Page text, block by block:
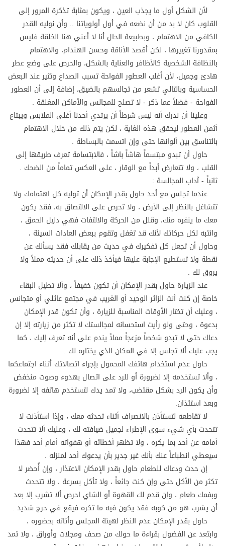
لأن الشكل أول ما يجذب العين ، ويكون بمثابة تذكرة المرور إلى
القلوب كان لا بد من أن نضعه في أول أولوياتنا .. وأن نوليه القدر
الكافي من الاهتمام ، وبطبيعة الحال أنا لا أعني هنا الخلقة فليس
بمقدورنا تغييرها ، لكن أقصد الأناقة وحسن الهندام، والاهتمام
بالنظافة الشخصية كالأظافر والعناية بالشكل، والحرص على وضع عطر
هادئ وجميل، لأن أغلب العطور الفواحة تسبب الصداع وتثير عند البعض
الحساسية وبالتالي تشعر من تجالسهم بالضيق، إضافة إلى أن العطور
الفواحة - فضلاً عما ذكر - لا تصلح للمجالس والأماكن المغلقة .
وعلينا أن ندرك أنه ليس شرطاً أن يرتدي أحدنا أغلى الملابس ويبتاع
أثمن العطور ليحقق هذه الغاية ، لكن يتم ذلك من خلال الاهتمام
بالتناسق بين ألوانها حتى وإن اتسمت بالبساطة .
حاول أن تبدو مبتسماً هاشاً باشاً ، فالابتسامة تعرف طريقها إلى
القلب ، ولا تتعارض أبداً مع الوقار ، على العكس تماماً من الضحك .
ثانياً - آداب المجالسة :
عندما تجلس مع أحد حاول بقدر الإمكان أن توليه كل اهتمامك ولا
تتشاغل بالنظر إلى الأرض ، ولا تحرص على الالتصاق به، فقد يكون
معك ما ينفره منك، وقلل من الحركة والالتفات فهي دليل الحمق ،
وانتبه لكل حركاتك لأنك قد تغفل وتقوم ببعض العادات السيئة ،
وحاول أن تجعل كل تفكيرك في حديث من يقابلك فقد يسألك عن
نقطة ولا تستطيع الإجابة عليها فيأخذ ذلك على أن حديثه مملاً ولا
يروق لك .
عند الزيارة حاول بقدر الإمكان أن تكون خفيفاً ، وألا تطيل البقاء
خاصة إن كنت أنت الزائر الوحيد أو الغريب في مجتمع عائلي أو متجانس
، وعليك أن تختار الأوقات المناسبة للزيارة ، وأن تكون قدر الإمكان
بدعوة ، وحتى ولو رأيت استحسانه لمجالستك لا تكثر من زيارته إلا إن
دعاك حتى لا تبدو شخصاً مزعجاً مملاً يندم على أنه تعرف إليك ، كما
يجب عليك ألا تجلس إلا في المكان الذي يختاره لك .
حاول عدم استخدام هاتفك المحمول بإجراء اتصالاتك أثناء اجتماعكما
، وألا تستخدمه إلا لضرورة أو للرد على اتصال بهدوء وصوت منخفض
وأن يكون الرد بشكل مقتضب، ولا تمد يدك لتستخدم هاتفه إلا لضرورة
وبعد استئذان.
لا تقاطعه لتستأذن بالانصراف أثناء تحدثه معك ، وإذا استأذنت لا
تتحدث بأي شيء سوى الإطراء لجميل ضيافته لك ، وعليك ألا تتحدث
أمامه عن أحد بما يكره ، ولا تظهر أخطائه أو هفواته أمام أحد فهذا
سيعطي انطباعاً عنك بأنك غير جدير بأن يدعوك أحد لمنزله .
إن حدث ودعاك للطعام حاول بقدر الإمكان الاعتذار ، وإن أُحضر لا
تكثر من الأكل حتى وإن كنت جائعاً ، ولا تأكل بسرعة ، ولا تتحدث
وبفمك طعام ، وإن قدم لك القهوة أو الشاي احرص ألا تشرب إلا بعد
أن يشرب هو من كوبه فقد يكون فيه ما تكره فيقع في حرج شديد .
حاول بقدر الإمكان عدم النظر لهيئة المجلس وأثاثه بحضوره ،
وابتعد عن الفضول بقراءة ما حولك من صحف ومجلات وأوراق ، ولا تمد